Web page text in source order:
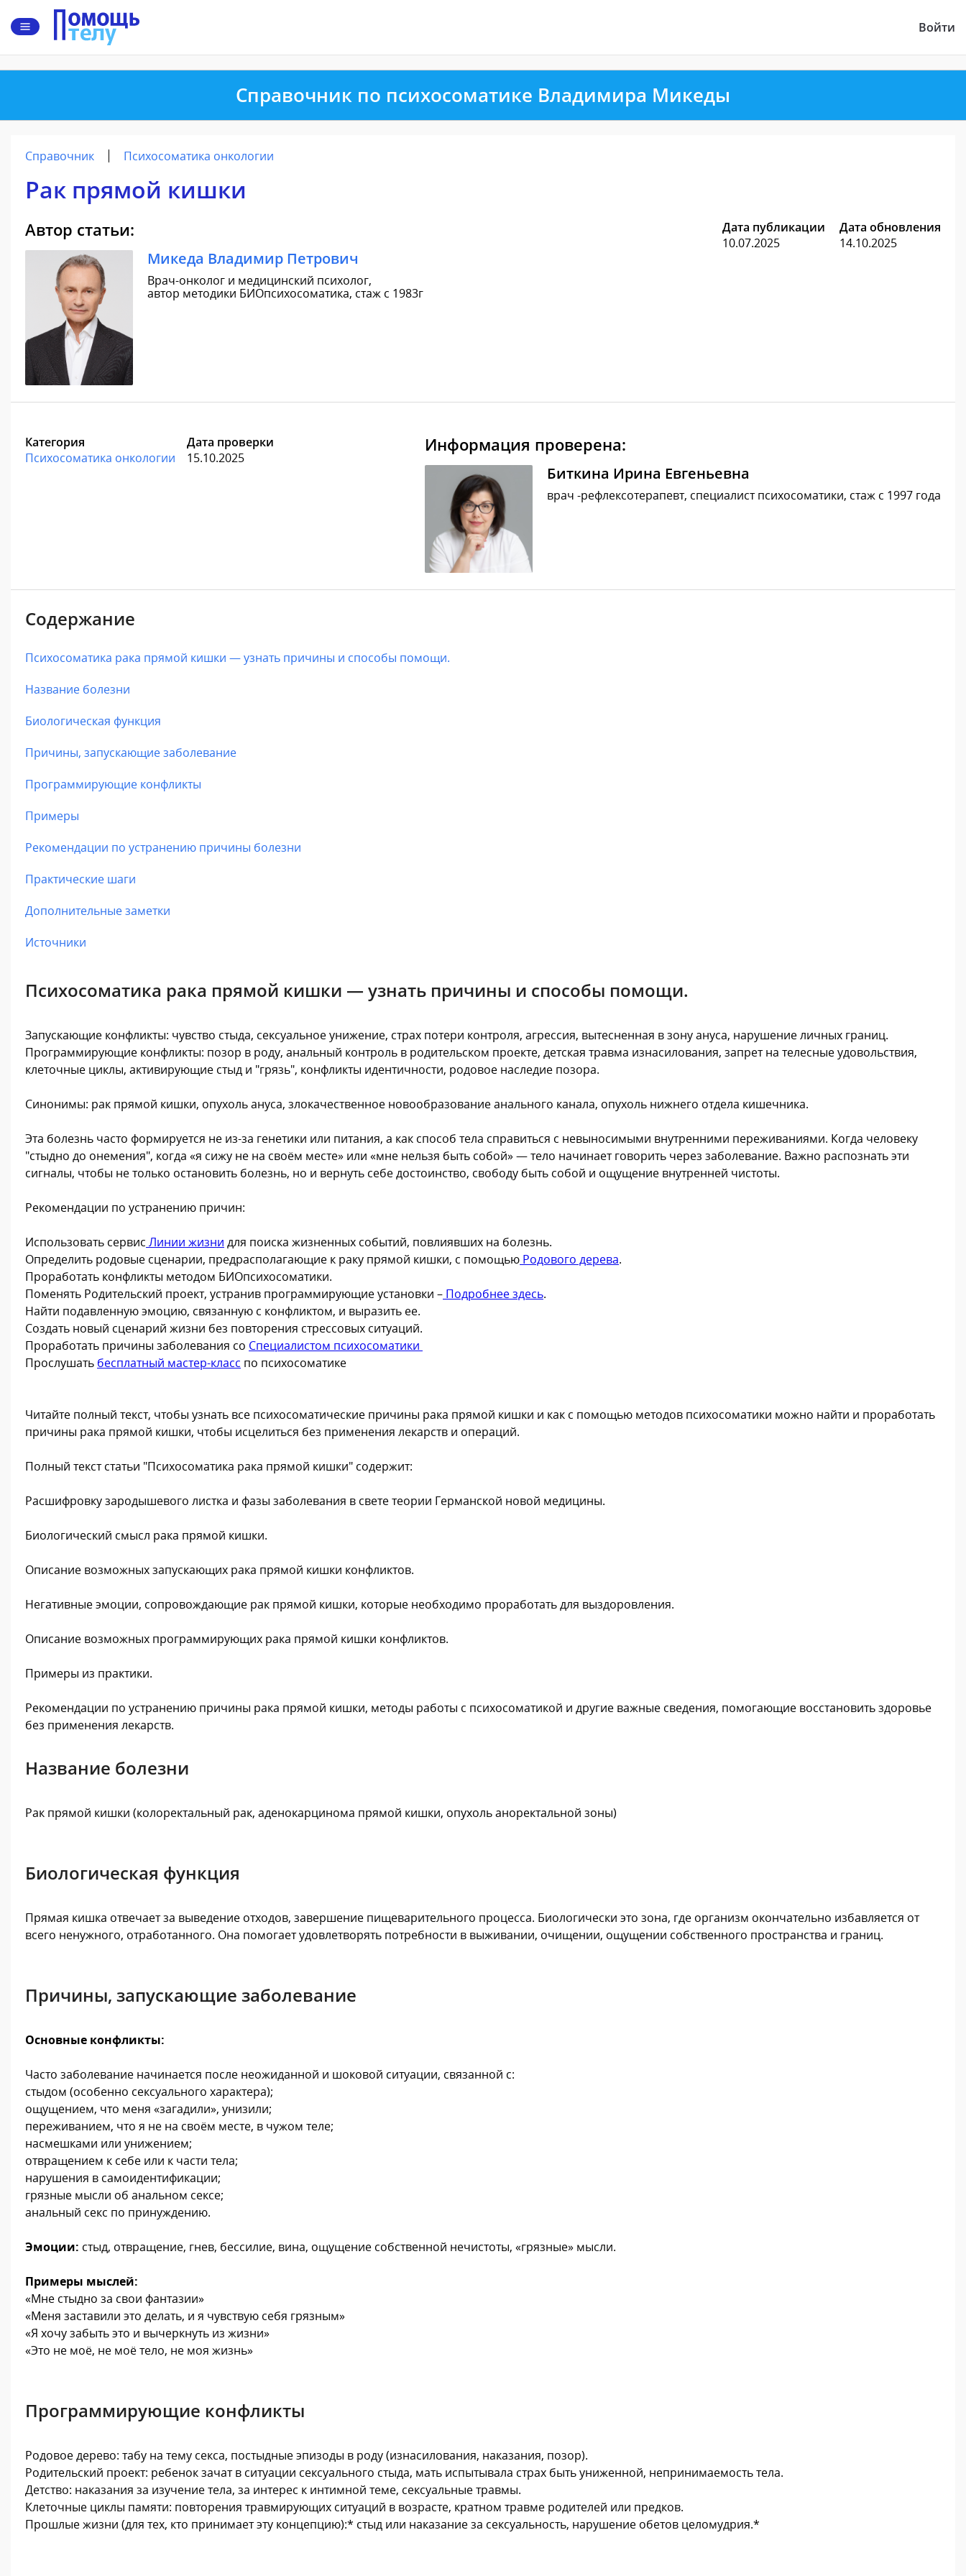
Войти
Справочник по психосоматике Владимира Микеды
Справочник Психосоматика онкологии
Рак прямой кишки
Автор статьи:
Микеда Владимир Петрович
Врач-онколог и медицинский психолог,
автор методики БИОпсихосоматика, стаж с 1983г
Дата публикации
10.07.2025
Дата обновления
14.10.2025
Категория
Психосоматика онкологии
Дата проверки
15.10.2025
Информация проверена:
Биткина Ирина Евгеньевна
врач -рефлексотерапевт, специалист психосоматики, стаж с 1997 года
Содержание
Психосоматика рака прямой кишки — узнать причины и способы помощи.
Название болезни
Биологическая функция
Причины, запускающие заболевание
Программирующие конфликты
Примеры
Рекомендации по устранению причины болезни
Практические шаги
Дополнительные заметки
Источники
Психосоматика рака прямой кишки — узнать причины и способы помощи.
Запускающие конфликты: чувство стыда, сексуальное унижение, страх потери контроля, агрессия, вытесненная в зону ануса, нарушение личных границ.
Программирующие конфликты: позор в роду, анальный контроль в родительском проекте, детская травма изнасилования, запрет на телесные удовольствия,
клеточные циклы, активирующие стыд и "грязь", конфликты идентичности, родовое наследие позора.
Синонимы: рак прямой кишки, опухоль ануса, злокачественное новообразование анального канала, опухоль нижнего отдела кишечника.
Эта болезнь часто формируется не из-за генетики или питания, а как способ тела справиться с невыносимыми внутренними переживаниями. Когда человеку
"стыдно до онемения", когда «я сижу не на своём месте» или «мне нельзя быть собой» — тело начинает говорить через заболевание. Важно распознать эти
сигналы, чтобы не только остановить болезнь, но и вернуть себе достоинство, свободу быть собой и ощущение внутренней чистоты.
Рекомендации по устранению причин:
Использовать сервис Линии жизни для поиска жизненных событий, повлиявших на болезнь.
Определить родовые сценарии, предрасполагающие к раку прямой кишки, с помощью Родового дерева.
Проработать конфликты методом БИОпсихосоматики.
Поменять Родительский проект, устранив программирующие установки – Подробнее здесь.
Найти подавленную эмоцию, связанную с конфликтом, и выразить ее.
Создать новый сценарий жизни без повторения стрессовых ситуаций.
Проработать причины заболевания со Специалистом психосоматики
Прослушать бесплатный мастер-класс по психосоматике
Читайте полный текст, чтобы узнать все психосоматические причины рака прямой кишки и как с помощью методов психосоматики можно найти и проработать
причины рака прямой кишки, чтобы исцелиться без применения лекарств и операций.
Полный текст статьи "Психосоматика рака прямой кишки" содержит:
Расшифровку зародышевого листка и фазы заболевания в свете теории Германской новой медицины.
Биологический смысл рака прямой кишки.
Описание возможных запускающих рака прямой кишки конфликтов.
Негативные эмоции, сопровождающие рак прямой кишки, которые необходимо проработать для выздоровления.
Описание возможных программирующих рака прямой кишки конфликтов.
Примеры из практики.
Рекомендации по устранению причины рака прямой кишки, методы работы с психосоматикой и другие важные сведения, помогающие восстановить здоровье
без применения лекарств.
Название болезни
Рак прямой кишки (колоректальный рак, аденокарцинома прямой кишки, опухоль аноректальной зоны)
Биологическая функция
Прямая кишка отвечает за выведение отходов, завершение пищеварительного процесса. Биологически это зона, где организм окончательно избавляется от
всего ненужного, отработанного. Она помогает удовлетворять потребности в выживании, очищении, ощущении собственного пространства и границ.
Причины, запускающие заболевание
Основные конфликты:
Часто заболевание начинается после неожиданной и шоковой ситуации, связанной с:
стыдом (особенно сексуального характера);
ощущением, что меня «загадили», унизили;
переживанием, что я не на своём месте, в чужом теле;
насмешками или унижением;
отвращением к себе или к части тела;
нарушения в самоидентификации;
грязные мысли об анальном сексе;
анальный секс по принуждению.
Эмоции: стыд, отвращение, гнев, бессилие, вина, ощущение собственной нечистоты, «грязные» мысли.
Примеры мыслей:
«Мне стыдно за свои фантазии»
«Меня заставили это делать, и я чувствую себя грязным»
«Я хочу забыть это и вычеркнуть из жизни»
«Это не моё, не моё тело, не моя жизнь»
Программирующие конфликты
Родовое дерево: табу на тему секса, постыдные эпизоды в роду (изнасилования, наказания, позор).
Родительский проект: ребенок зачат в ситуации сексуального стыда, мать испытывала страх быть униженной, непринимаемость тела.
Детство: наказания за изучение тела, за интерес к интимной теме, сексуальные травмы.
Клеточные циклы памяти: повторения травмирующих ситуаций в возрасте, кратном травме родителей или предков.
Прошлые жизни (для тех, кто принимает эту концепцию):* стыд или наказание за сексуальность, нарушение обетов целомудрия.*